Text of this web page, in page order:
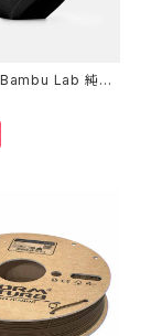
Bambu Lab 純正